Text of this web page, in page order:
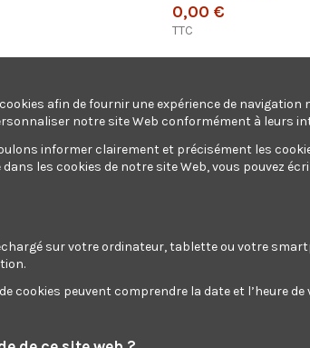
0,00 €
TTC
MEULEUSE D\'ANGLE
afin de fournir une expérience de
notre site Web conformément à leurs
informer clairement et précisément les
les cookies de notre site Web, vous pouvez
sur votre ordinateur, tablette ou votre
cookies peuvent comprendre la date et l’heure